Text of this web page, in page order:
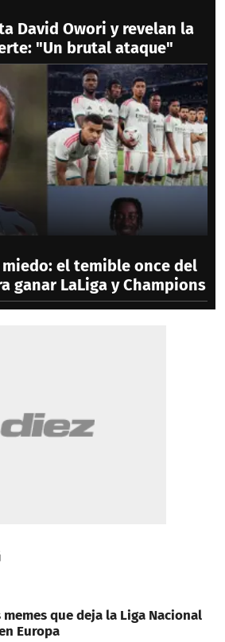
David Owori y revelan la
"Un brutal ataque"
el temible once del
ganar LaLiga y Champions
que deja la Liga Nacional
Europa